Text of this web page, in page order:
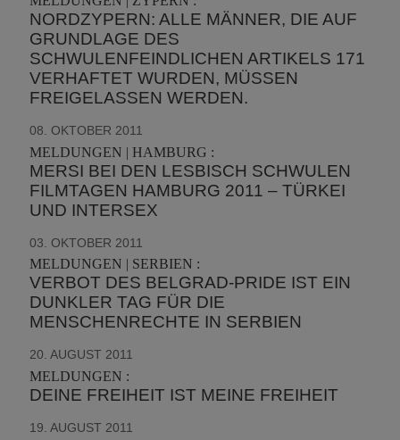
NORDZYPERN: ALLE MÄNNER, DIE AUF
GRUNDLAGE DES
SCHWULENFEINDLICHEN ARTIKELS 171
VERHAFTET WURDEN, MÜSSEN
FREIGELASSEN WERDEN.
08. OKTOBER 2011
MELDUNGEN | HAMBURG :
MERSI BEI DEN LESBISCH SCHWULEN
FILMTAGEN HAMBURG 2011 – TÜRKEI
UND INTERSEX
03. OKTOBER 2011
MELDUNGEN | SERBIEN :
VERBOT DES BELGRAD-PRIDE IST EIN
DUNKLER TAG FÜR DIE
MENSCHENRECHTE IN SERBIEN
20. AUGUST 2011
MELDUNGEN :
DEINE FREIHEIT IST MEINE FREIHEIT
19. AUGUST 2011